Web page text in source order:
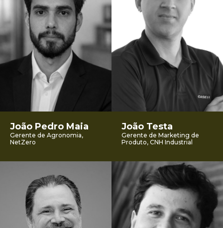
João Pedro Maia
Gerente de Agronomia,
NetZero
João Testa
Gerente de Marketing de
Produto, CNH Industrial